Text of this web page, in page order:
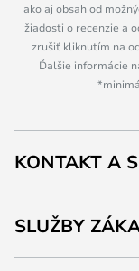
ako aj obsah od
žiadosti o recenzie a
zrušiť kliknutím na
Ďalšie informácie
KONTAKT A
SLUŽBY